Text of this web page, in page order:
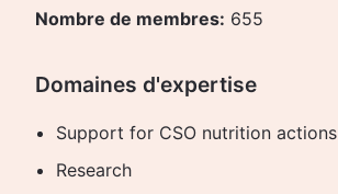
Nombre de membres: 655
Domaines d'expertise
Support for CSO nutrition actions
Research